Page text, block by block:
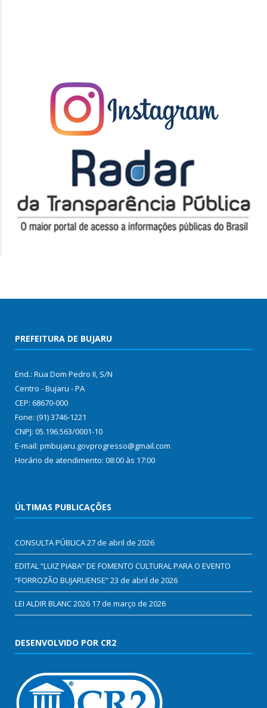
PREFEITURA DE BUJARU
End.: Rua Dom Pedro II, S/N
Centro - Bujaru - PA
CEP: 68670-000
Fone: (91) 3746-1221
CNPJ: 05.196.563/0001-10
E-mail: pmbujaru.govprogresso@gmail.com
Horário de atendimento: 08:00 às 17:00
ÚLTIMAS PUBLICAÇÕES
CONSULTA PÚBLICA27 de abril de 2026
EDITAL “LUIZ PIABA” DE FOMENTO CULTURAL PARA O EVENTO
“FORROZÃO BUJARUENSE”23 de abril de 2026
LEI ALDIR BLANC 2026 17 de março de 2026
DESENVOLVIDO POR CR2